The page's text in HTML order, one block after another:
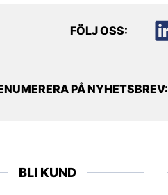
FÖLJ OSS:
PÅ NYHETSBREV:
BLI KUND